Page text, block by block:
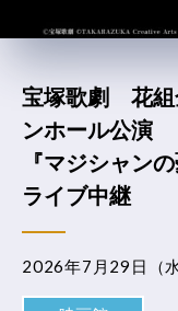
宝塚歌劇 花組
ンホール公演
『マジシャン
ライブ中継
2026年7月29日（